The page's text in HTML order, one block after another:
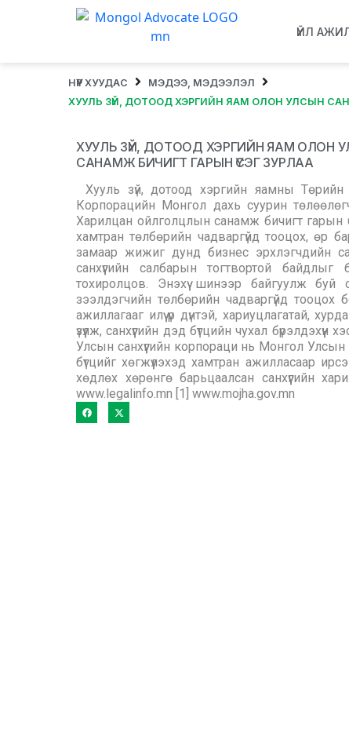
ҮЙЛ
НҮҮР ХУУДАС
МЭДЭЭ, МЭДЭЭЛЭЛ
ХУУЛЬ ЗҮЙ, ДОТООД ХЭРГИЙН ЯАМ ОЛОН УЛСЫН
ХУУЛЬ ЗҮЙ, ДОТООД ХЭРГИЙН ЯАМ ОЛОН
САНАМЖ БИЧИГТ ГАРЫН ҮСЭГ ЗУРЛАА
Хууль зүй, дотоод хэргийн яамны Төрийн
Корпорацийн Монгол дахь суурин
Харилцан ойлголцлын санамж бичигт гарын
хамтран төлбөрийн чадваргүйд тооцох, өр
замаар жижиг дунд бизнес эрхлэгчдийн
санхүүгийн салбарын тогтвортой байдлыг
тохиролцов. Энэхүү шинээр байгуулж
зээлдэгчийн төлбөрийн чадваргүйд тооцох
ажиллагааг илүү үр дүнтэй, хариуцлагатай,
үзүүлж, санхүүгийн дэд бүтцийн чухал
Улсын санхүүгийн корпораци нь Монгол Улсын
бүтцийг хөгжүүлэхэд хамтран ажилласаар
хөдлөх хөрөнгө барьцаалсан санхүүгийн
www.legalinfo.mn [1] www.mojha.gov.mn